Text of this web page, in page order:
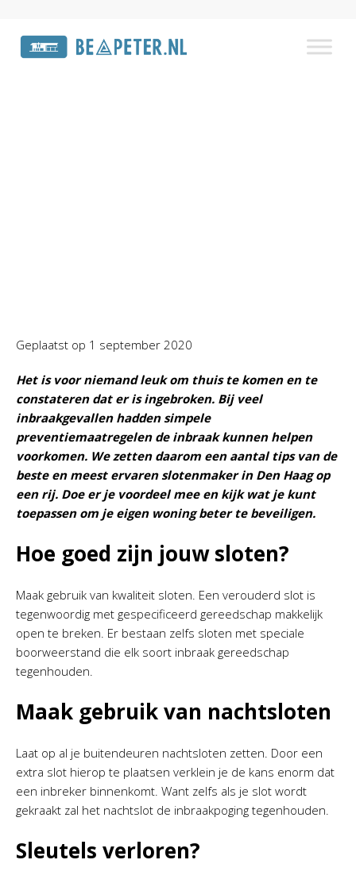
Geplaatst op 1 september 2020
Het is voor niemand leuk om thuis te komen en te
constateren dat er is ingebroken. Bij veel
inbraakgevallen hadden simpele
preventiemaatregelen de inbraak kunnen helpen
voorkomen. We zetten daarom een aantal tips van de
beste en meest ervarenslotenmaker in Den Haagop
een rij. Doe er je voordeel mee en kijk wat je kunt
toepassen om je eigen woning beter te beveiligen.
Hoe goed zijn jouw sloten?
Maak gebruik van kwaliteit sloten. Een verouderd slot is
tegenwoordig met gespecificeerd gereedschap makkelijk
open te breken. Er bestaan zelfs sloten met speciale
boorweerstand die elk soort inbraak gereedschap
tegenhouden.
Maak gebruik van nachtsloten
Laat op al je buitendeuren nachtsloten zetten. Door een
extra slot hierop te plaatsen verklein je de kans enorm dat
een inbreker binnenkomt. Want zelfs als je slot wordt
gekraakt zal het nachtslot de inbraakpoging tegenhouden.
Sleutels verloren?